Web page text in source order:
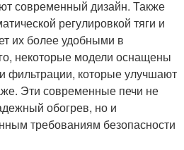
современный дизайн. Также
регулировкой тяги и
их более удобными в
некоторые модели оснащены
фильтрации, которые улучшают
Эти современные печи не
обогрев, но и
требованиям безопасности